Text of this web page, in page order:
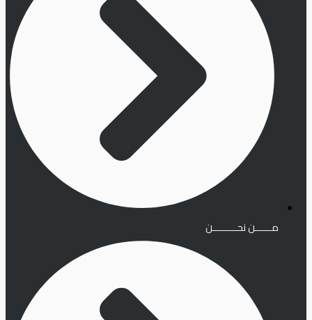
مــــــن نحـــــــــن